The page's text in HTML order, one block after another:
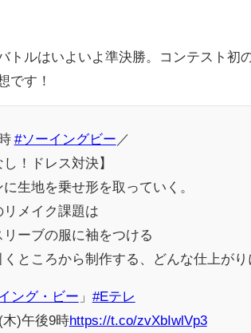
トルはいよいよ準決勝。コンテスト初
です！
#ソーイングビー ／
し！ドレス対決】
生地を乗せ形を取っていく。
リメイク課題は
リーブの服に袖をつける
くところから制作する、どんな仕上がり
ング・ビー 」 #Eテレ
木)午後9時https://t.co/zvXbIwlVp3